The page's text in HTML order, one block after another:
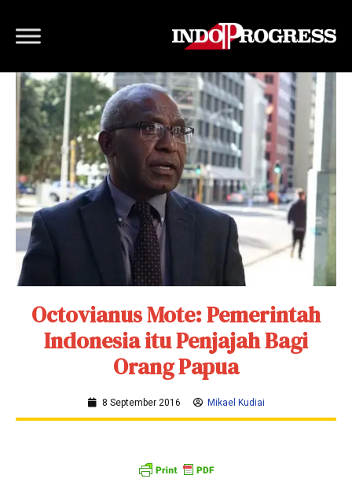
Octovianus Mote: Pemerintah
Indonesia itu Penjajah Bagi
Orang Papua
8 September 2016 Mikael Kudiai